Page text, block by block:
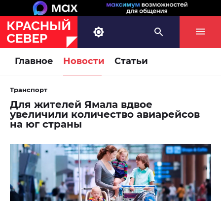
Главное Новости Статьи
Транспорт
Для жителей Ямала вдвое
увеличили количество авиарейсов
на юг страны